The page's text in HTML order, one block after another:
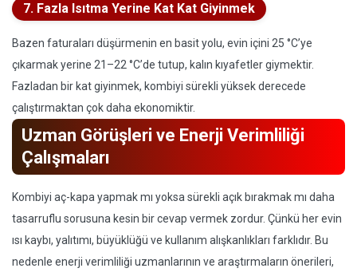
7. Fazla Isıtma Yerine Kat Kat Giyinmek
Bazen faturaları düşürmenin en basit yolu, evin içini 25 °C’ye
çıkarmak yerine 21–22 °C’de tutup, kalın kıyafetler giymektir.
Fazladan bir kat giyinmek, kombiyi sürekli yüksek derecede
çalıştırmaktan çok daha ekonomiktir.
Uzman Görüşleri ve Enerji Verimliliği
Çalışmaları
Kombiyi aç-kapa yapmak mı yoksa sürekli açık bırakmak mı daha
tasarruflu sorusuna kesin bir cevap vermek zordur. Çünkü her evin
ısı kaybı, yalıtımı, büyüklüğü ve kullanım alışkanlıkları farklıdır. Bu
nedenle enerji verimliliği uzmanlarının ve araştırmaların önerileri,